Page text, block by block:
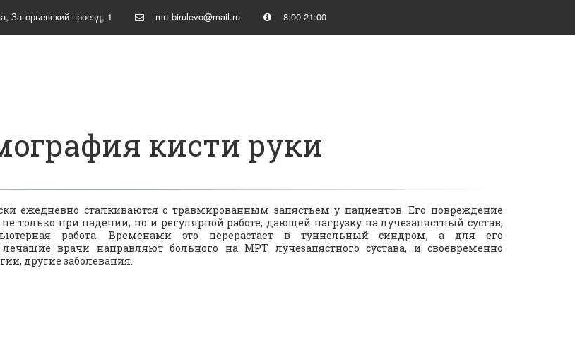
, Загорьевский проезд, 1 mrt-birulevo@mail.ru 8:00-21:00
кисти руки
ежедневно сталкиваются с травмированным запястьем у пациентов. Его повреждение
только при падении, но и регулярной работе, дающей нагрузку на лучезапястный сустав,
работа. Временами это перерастает в туннельный синдром, а для его
врачи направляют больного на МРТ лучезапястного сустава, и своевременно
другие заболевания.